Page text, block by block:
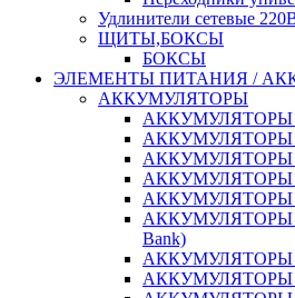
Удлинители сетевые
ЩИТЫ,БОКСЫ
БОКСЫ
ЭЛЕМЕНТЫ ПИТАНИЯ /
АККУМУЛЯТОРЫ
АККУМУЛЯТОРЫ
АККУМУЛЯТОРЫ
АККУМУЛЯТОРЫ
АККУМУЛЯТОРЫ
АККУМУЛЯТОРЫ
Bank)
АККУМУЛЯТОРЫ